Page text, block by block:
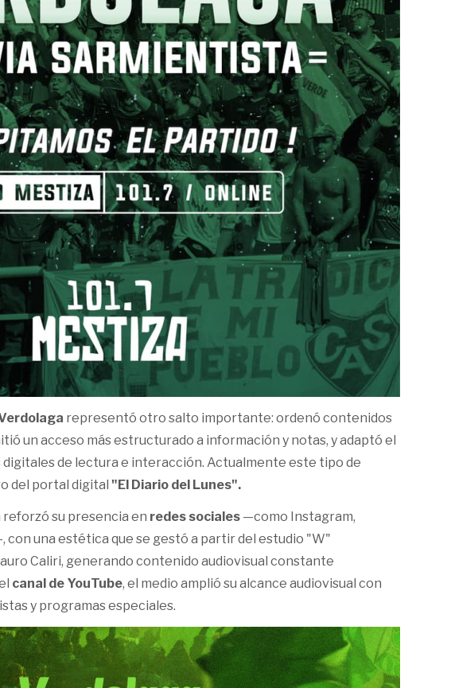
representó otro salto importante: ordenó contenidos
un acceso más estructurado a información y notas, y adaptó el
de lectura e interacción. Actualmente este tipo de
del portal digital "El Diario del Lunes".
reforzó su presencia en redes sociales—como Instagram,
con una estética que se gestó a partir del estudio "W"
Caliri, generando contenido audiovisual constante
canal de YouTube, el medio amplió su alcance audiovisual con
y programas especiales.